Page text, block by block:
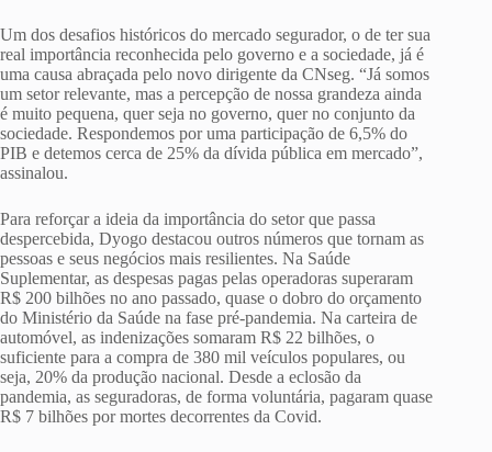
Um dos desafios históricos do mercado segurador, o de ter sua
real importância reconhecida pelo governo e a sociedade, já é
uma causa abraçada pelo novo dirigente da CNseg. “Já somos
um setor relevante, mas a percepção de nossa grandeza ainda
é muito pequena, quer seja no governo, quer no conjunto da
sociedade. Respondemos por uma participação de 6,5% do
PIB e detemos cerca de 25% da dívida pública em mercado”,
assinalou.
Para reforçar a ideia da importância do setor que passa
despercebida, Dyogo destacou outros números que tornam as
pessoas e seus negócios mais resilientes. Na Saúde
Suplementar, as despesas pagas pelas operadoras superaram
R$ 200 bilhões no ano passado, quase o dobro do orçamento
do Ministério da Saúde na fase pré-pandemia. Na carteira de
automóvel, as indenizações somaram R$ 22 bilhões, o
suficiente para a compra de 380 mil veículos populares, ou
seja, 20% da produção nacional. Desde a eclosão da
pandemia, as seguradoras, de forma voluntária, pagaram quase
R$ 7 bilhões por mortes decorrentes da Covid.